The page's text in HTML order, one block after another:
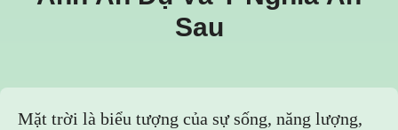
Sau
Mặt trời là biểu tượng của sự sống, năng lượng,